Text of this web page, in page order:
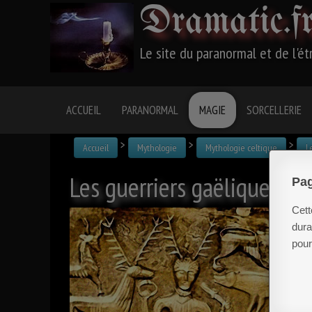
Dramatic
Le site du paranormal et de
ACCUEIL PARANORMAL MAGIE SORCELLERIE
Accueil > Mythologie > Mythologie celtique >
Les guerriers gaëliques